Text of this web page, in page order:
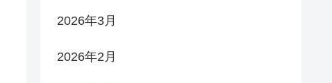
2026年3月
2026年2月